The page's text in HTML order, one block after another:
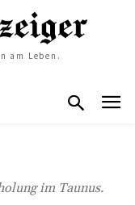
am Leben.
im Taunus.